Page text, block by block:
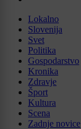
Lokalno
Slovenija
Svet
Politika
Gospodarstvo
Kronika
Zdravje
Šport
Kultura
Scena
Zadnje novice